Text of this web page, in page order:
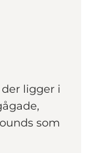
ligger i
som